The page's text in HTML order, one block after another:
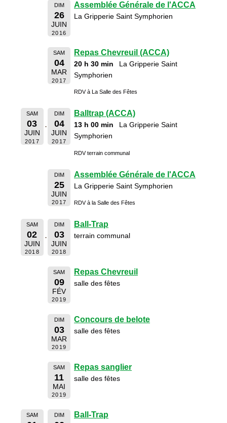
DIM
26
JUIN
2016
Assemblée Générale de l'ACCA
La Gripperie Saint Symphorien
SAM
04
MAR
2017
Repas Chevreuil (ACCA)
20 h 30 min
La Gripperie Saint
Symphorien
RDV à La Salle des Fêtes
SAM
03
JUIN
2017
DIM
04
JUIN
2017
Balltrap (ACCA)
13 h 00 min
La Gripperie Saint
Symphorien
RDV terrain communal
DIM
25
JUIN
2017
Assemblée Générale de l'ACCA
La Gripperie Saint Symphorien
RDV à la Salle des Fêtes
SAM
02
JUIN
2018
DIM
03
JUIN
2018
Ball-Trap
terrain communal
SAM
09
FÉV
2019
Repas Chevreuil
salle des fêtes
DIM
03
MAR
2019
Concours de belote
salle des fêtes
SAM
11
MAI
2019
Repas sanglier
salle des fêtes
SAM DIM Ball-Trap